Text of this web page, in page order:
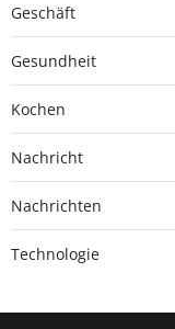
Geschäft
Gesundheit
Kochen
Nachricht
Nachrichten
Technologie